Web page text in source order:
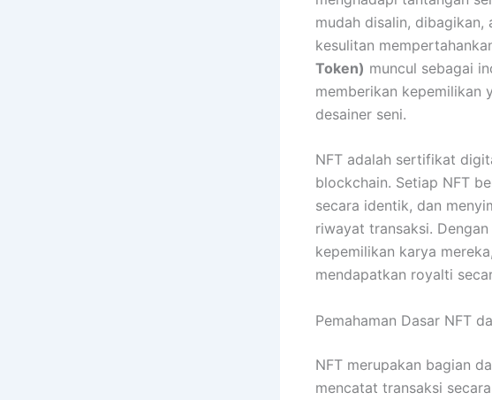
mudah disalin, dibagikan,
kesulitan
Token) muncul sebagai
memberikan kepemilikan
desainer seni.
NFT adalah sertifikat
blockchain. Setiap NFT
secara identik, dan
riwayat transaksi.
kepemilikan karya
mendapatkan royalti
Pemahaman Dasar NFT
NFT merupakan bagian
mencatat transaksi